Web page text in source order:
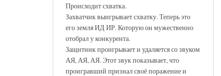
Происходит схватка.
Захватчик выигрывает схватку. Теперь это
его земля ИД ИР. Которую он мужественно
отобрал у конкурента.
Защитник проигрывает и удаляется со звуком
АЯ, АЯ, АЯ. Этот звук показывает, что
проигравший признал своё поражение и